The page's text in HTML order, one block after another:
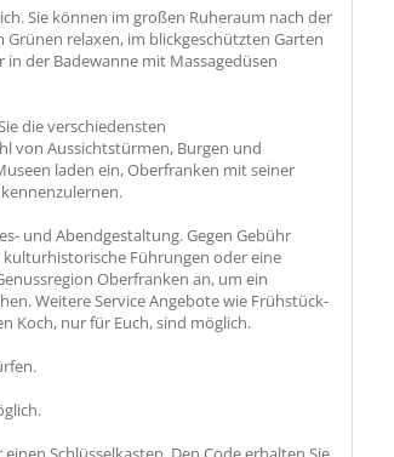
Sie können im großen Ruheraum nach der
relaxen, im blickgeschützten Garten
der Badewanne mit Massagedüsen
die verschiedensten
von Aussichtstürmen, Burgen und
laden ein, Oberfranken mit seiner
und Abendgestaltung. Gegen Gebühr
Führungen oder eine
Oberfranken an, um ein
Weitere Service Angebote wie Frühstück-
Koch, nur für Euch, sind möglich.